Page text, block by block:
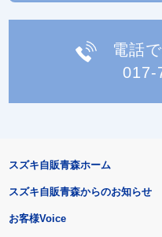
電話
017-
スズキ自販青森ホーム
スズキ自販青森からのお知らせ
お客様Voice